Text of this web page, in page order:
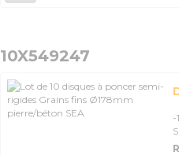
10X549247
-